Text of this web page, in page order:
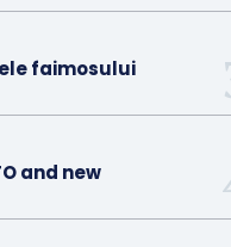
faimosului
and new